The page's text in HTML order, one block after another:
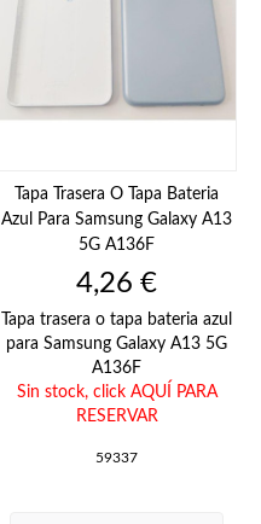
Tapa Trasera O Tapa Bateria
Azul Para Samsung Galaxy A13
5G A136F
Precio
4,26 €
Tapa trasera o tapa bateria azul
para Samsung Galaxy A13 5G
A136F
Sin stock, click AQUÍ PARA
RESERVAR
59337